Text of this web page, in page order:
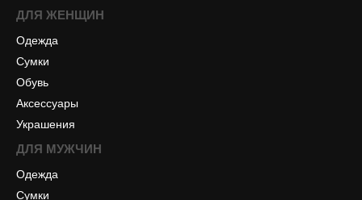
ДЛЯ ЖЕНЩИН
Одежда
Сумки
Обувь
Аксессуары
Украшения
ДЛЯ МУЖЧИН
Одежда
Сумки